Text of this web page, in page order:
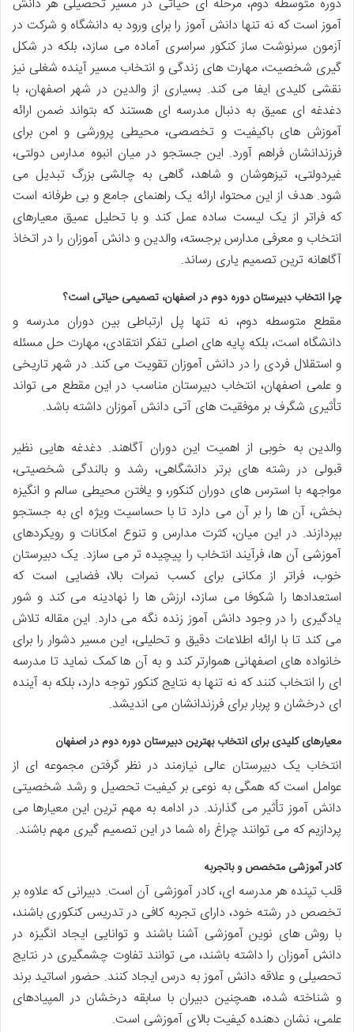
دوره متوسطه دوم، مرحله ای حیاتی در مسیر تحصیلی هر دانش
آموز است که نه تنها دانش آموز را برای ورود به دانشگاه و شرکت در
آزمون سرنوشت ساز کنکور سراسری آماده می سازد، بلکه در شکل
گیری شخصیت، مهارت های زندگی و انتخاب مسیر آینده شغلی نیز
نقشی کلیدی ایفا می کند. بسیاری از والدین در شهر اصفهان، با
دغدغه ای عمیق به دنبال مدرسه ای هستند که بتواند ضمن ارائه
آموزش های باکیفیت و تخصصی، محیطی پرورشی و امن برای
فرزندانشان فراهم آورد. این جستجو در میان انبوه مدارس دولتی،
غیردولتی، تیزهوشان و شاهد، گاهی به چالشی بزرگ تبدیل می
شود. هدف از این محتوا، ارائه یک راهنمای جامع و بی طرفانه است
که فراتر از یک لیست ساده عمل کند و با تحلیل عمیق معیارهای
انتخاب و معرفی مدارس برجسته، والدین و دانش آموزان را در اتخاذ
آگاهانه ترین تصمیم یاری رساند.
چرا انتخاب دبیرستان دوره دوم در اصفهان، تصمیمی حیاتی است؟
مقطع متوسطه دوم، نه تنها پل ارتباطی بین دوران مدرسه و
دانشگاه است، بلکه پایه های اصلی تفکر انتقادی، مهارت حل مسئله
و استقلال فردی را در دانش آموزان تقویت می کند. در شهر تاریخی
و علمی اصفهان، انتخاب دبیرستان مناسب در این مقطع می تواند
تأثیری شگرف بر موفقیت های آتی دانش آموزان داشته باشد.
والدین به خوبی از اهمیت این دوران آگاهند. دغدغه هایی نظیر
قبولی در رشته های برتر دانشگاهی، رشد و بالندگی شخصیتی،
مواجهه با استرس های دوران کنکور، و یافتن محیطی سالم و انگیزه
بخش، آن ها را بر آن می دارد تا با حساسیت ویژه ای به جستجو
بپردازند. در این میان، کثرت مدارس و تنوع امکانات و رویکردهای
آموزشی آن ها، فرآیند انتخاب را پیچیده تر می سازد. یک دبیرستان
خوب، فراتر از مکانی برای کسب نمرات بالا، فضایی است که
استعدادها را شکوفا می سازد، ارزش ها را نهادینه می کند و شور
یادگیری را در وجود دانش آموز زنده نگه می دارد. این مقاله تلاش
می کند تا با ارائه اطلاعات دقیق و تحلیلی، این مسیر دشوار را برای
خانواده های اصفهانی هموارتر کند و به آن ها کمک نماید تا مدرسه
ای را انتخاب کنند که نه تنها به نتایج کنکور توجه دارد، بلکه به آینده
ای درخشان و پربار برای فرزندانشان می اندیشد.
معیارهای کلیدی برای انتخاب بهترین دبیرستان دوره دوم در اصفهان
انتخاب یک دبیرستان عالی نیازمند در نظر گرفتن مجموعه ای از
عوامل است که همگی به نوعی بر کیفیت تحصیل و رشد شخصیتی
دانش آموز تأثیر می گذارند. در ادامه به مهم ترین این معیارها می
پردازیم که می توانند چراغ راه شما در این تصمیم گیری مهم باشند.
کادر آموزشی متخصص و باتجربه
قلب تپنده هر مدرسه ای، کادر آموزشی آن است. دبیرانی که علاوه بر
تخصص در رشته خود، دارای تجربه کافی در تدریس کنکوری باشند،
با روش های نوین آموزشی آشنا باشند و توانایی ایجاد انگیزه در
دانش آموزان را داشته باشند، می توانند تفاوت چشمگیری در نتایج
تحصیلی و علاقه دانش آموز به درس ایجاد کنند. حضور اساتید برند
و شناخته شده، همچنین دبیران با سابقه درخشان در المپیادهای
علمی، نشان دهنده کیفیت بالای آموزشی است.